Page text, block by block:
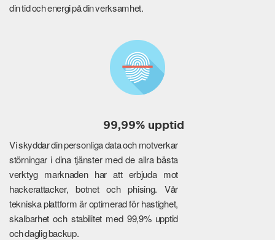
din tid och energi på din verksamhet.
99,99% upptid
Vi skyddar din personliga data och motverkar
störningar i dina tjänster med de allra bästa
verktyg marknaden har att erbjuda mot
hackerattacker, botnet och phising. Vår
tekniska plattform är optimerad för hastighet,
skalbarhet och stabilitet med 99,9% upptid
och daglig backup.